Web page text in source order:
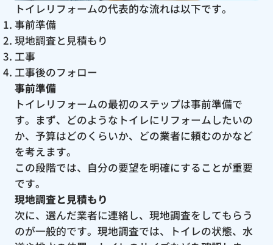
トイレリフォームの代表的な流れは以下です。
事前準備
現地調査と見積もり
工事
工事後のフォロー
事前準備
トイレリフォームの最初のステップは事前準備で
す。まず、どのようなトイレにリフォームしたいの
か、予算はどのくらいか、どの業者に頼むのかなど
を考えます。
この段階では、自分の要望を明確にすることが重要
です。
現地調査と見積もり
次に、選んだ業者に連絡し、現地調査をしてもらう
のが一般的です。現地調査では、トイレの状態、水